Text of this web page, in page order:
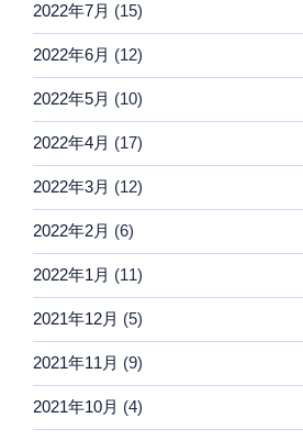
2022年7月 (15)
2022年6月 (12)
2022年5月 (10)
2022年4月 (17)
2022年3月 (12)
2022年2月 (6)
2022年1月 (11)
2021年12月 (5)
2021年11月 (9)
2021年10月 (4)